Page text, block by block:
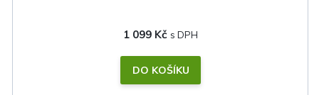
1 099 Kč
DO KOŠÍKU